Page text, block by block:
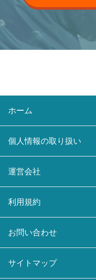
ホーム
個人情報の取り扱い
運営会社
利用規約
お問い合わせ
サイトマップ